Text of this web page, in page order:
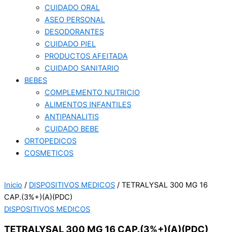
CUIDADO ORAL
ASEO PERSONAL
DESODORANTES
CUIDADO PIEL
PRODUCTOS AFEITADA
CUIDADO SANITARIO
BEBES
COMPLEMENTO NUTRICIO
ALIMENTOS INFANTILES
ANTIPANALITIS
CUIDADO BEBE
ORTOPEDICOS
COSMETICOS
Inicio / DISPOSITIVOS MEDICOS / TETRALYSAL 300 MG 16
CAP.(3%+)(A)(PDC)
DISPOSITIVOS MEDICOS
TETRALYSAL 300 MG 16 CAP.(3%+)(A)(PDC)